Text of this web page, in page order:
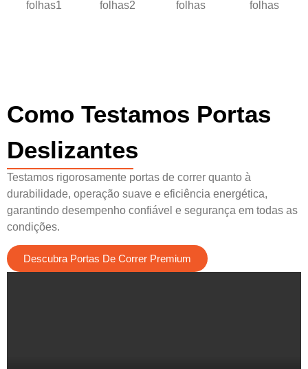
Como Testamos Portas
Deslizantes
Testamos rigorosamente portas de correr quanto à
durabilidade, operação suave e eficiência energética,
garantindo desempenho confiável e segurança em todas as
condições.
Descubra Portas De Correr Premium